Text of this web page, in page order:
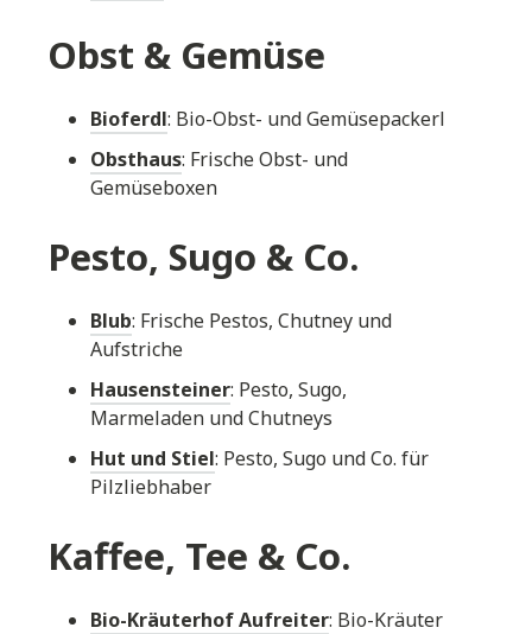
Obst & Gemüse
Bioferdl: Bio-Obst- und Gemüsepackerl
Obsthaus: Frische Obst- und
Gemüseboxen
Pesto, Sugo & Co.
Blub: Frische Pestos, Chutney und
Aufstriche
Hausensteiner: Pesto, Sugo,
Marmeladen und Chutneys
Hut und Stiel: Pesto, Sugo und Co. für
Pilzliebhaber
Kaffee, Tee & Co.
Bio-Kräuterhof Aufreiter: Bio-Kräuter